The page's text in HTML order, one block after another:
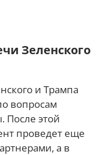
Зеленского
и Трампа
вопросам
После этой
проведет еще
а в